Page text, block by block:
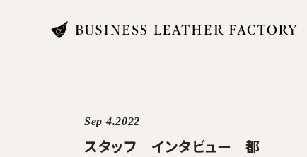
Sep 4.2022
スタッフ インタビュー 都